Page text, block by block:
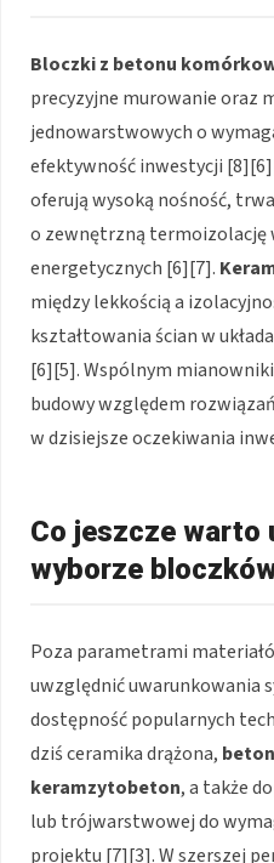
Bloczki z betonu
precyzyjne murowanie oraz
jednowarstwowych o
efektywność inwestycji
oferują wysoką nośność,
o zewnętrzną termoizolację
energetycznych [6][7].
między lekkością a
kształtowania ścian w
[6][5]. Wspólnym
budowy względem
w dzisiejsze oczekiwania
Co jeszcze warto
wyborze
Poza parametrami
uwzględnić uwarunkowania
dostępność popularnych
dziś ceramika drążona,
keramzytobeton, a także
lub trójwarstwowej do
projektu [7][3]. W szerszej